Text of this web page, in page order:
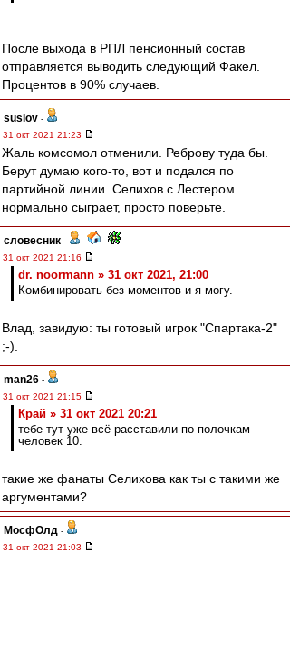
После выхода в РПЛ пенсионный состав
отправляется выводить следующий Факел.
Процентов в 90% случаев.
suslov -
31 окт 2021 21:23
Жаль комсомол отменили. Реброву туда бы.
Берут думаю кого-то, вот и подался по
партийной линии. Селихов с Лестером
нормально сыграет, просто поверьте.
словесник -
31 окт 2021 21:16
dr. noormann » 31 окт 2021, 21:00
Комбинировать без моментов и я могу.
Влад, завидую: ты готовый игрок "Спартака-2"
;-).
man26 -
31 окт 2021 21:15
Край » 31 окт 2021 20:21
тебе тут уже всё расставили по полочкам
человек 10.
такие же фанаты Селихова как ты с такими же
аргументами?
МосфОлд -
31 окт 2021 21:03